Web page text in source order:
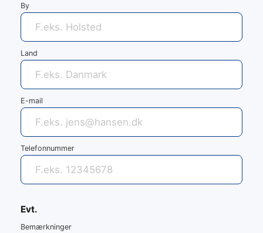
By
Land
E-mail
Telefonnummer
Evt.
Bemærkninger